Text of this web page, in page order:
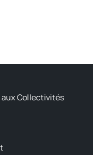
aux Collectivités